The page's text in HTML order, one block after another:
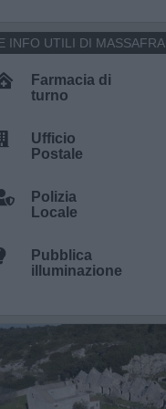
Farmacia di
turno
Ufficio
Postale
Polizia
Locale
Pubblica
illuminazione
INFO UTILI DI MASSAFRA